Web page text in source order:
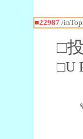
■22987/
□
□U